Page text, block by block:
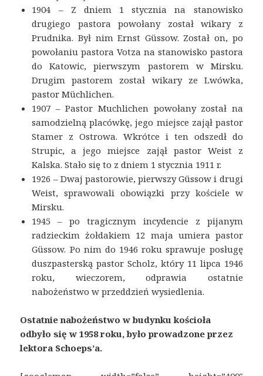
1904 – Z dniem 1 stycznia na stanowisko
drugiego pastora powołany został wikary z
Prudnika. Był nim Ernst Güssow. Został on, po
powołaniu pastora Votza na stanowisko pastora
do Katowic, pierwszym pastorem w Mirsku.
Drugim pastorem został wikary ze Lwówka,
pastor Müchlichen.
1907 – Pastor Muchlichen powołany został na
samodzielną placówkę, jego miejsce zajął pastor
Stamer z Ostrowa. Wkrótce i ten odszedł do
Strupic, a jego miejsce zajął pastor Weist z
Kalska. Stało się to z dniem 1 stycznia 1911 r.
1926 – Dwaj pastorowie, pierwszy Güssow i drugi
Weist, sprawowali obowiązki przy kościele w
Mirsku.
1945 – po tragicznym incydencie z pijanym
radzieckim żołdakiem 12 maja umiera pastor
Güssow. Po nim do 1946 roku sprawuje posługę
duszpasterską pastor Scholz, który 11 lipca 1946
roku, wieczorem, odprawia ostatnie
nabożeństwo w przeddzień wysiedlenia.
Ostatnie nabożeństwo w budynku kościoła
odbyło się w 1958 roku, było prowadzone przez
lektora Schoeps’a.